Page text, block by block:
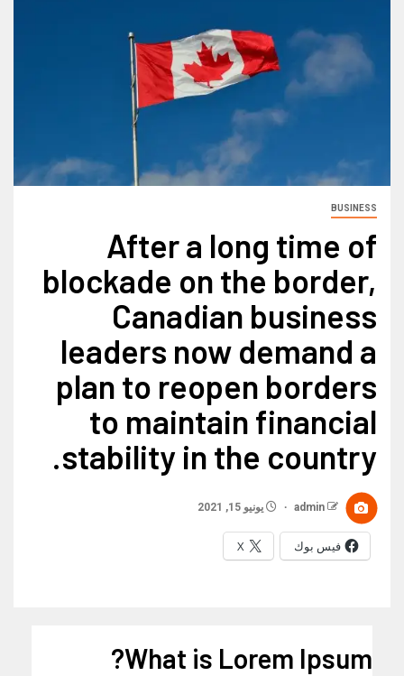
BUSINESS
After a long time of
blockade on the border,
Canadian business
leaders now demand a
plan to reopen borders
to maintain financial
stability in the country.
admin يونيو 15, 2021
فيس بوك X
What is Lorem Ipsum?